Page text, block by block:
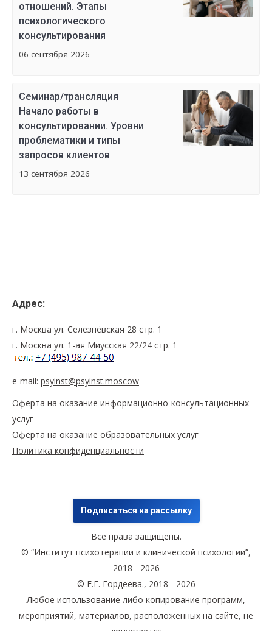
отношений. Этапы
психологического
консультирования
06 сентября 2026
Семинар/трансляция
Начало работы в
консультировании. Уровни
проблематики и типы
запросов клиентов
13 сентября 2026
Адрес:
г. Москва ул. Селезнёвская 28 стр. 1
г. Москва ул. 1-ая Миусская 22/24 стр. 1
e-mail: psyinst@psyinst.moscow
Оферта на оказание информационно-консультационных
услуг
Оферта на оказание образовательных услуг
Политика конфиденциальности
Подписаться на рассылку
Все права защищены.
© “Институт психотерапии и клинической психологии”,
2018 - 2026
© Е.Г. Гордеева., 2018 - 2026
Любое использование либо копирование программ,
мероприятий, материалов, расположенных на сайте, не